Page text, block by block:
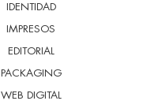
IDENTIDAD
IMPRESOS
EDITORIAL
PACKAGING
WEB DIGITAL